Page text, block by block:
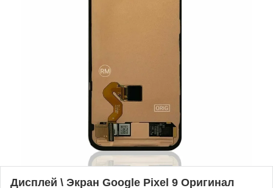
Дисплей \ Экран Google Pixel 9 Оригинал